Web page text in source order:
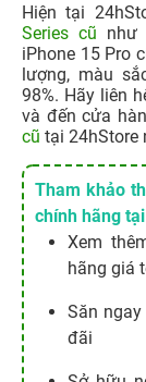
Hiện tại
Series cũ như
iPhone 15 Pro
lượng, màu
98%. Hãy liên
và đến cửa
cũ tại 24hStore
Tham khảo
chính hãng
Xem
hãng giá
Săn ngay
đãi